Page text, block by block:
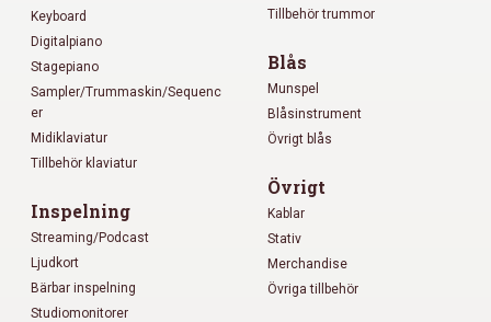
Keyboard
Digitalpiano
Stagepiano
Sampler/Trummaskin/Sequenc
er
Midiklaviatur
Tillbehör klaviatur
Inspelning
Streaming/Podcast
Ljudkort
Bärbar inspelning
Studiomonitorer
Tillbehör trummor
Blås
Munspel
Blåsinstrument
Övrigt blås
Övrigt
Kablar
Stativ
Merchandise
Övriga tillbehör